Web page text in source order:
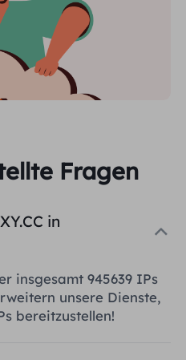
Fragen
in
insgesamt 945639 IPs
unsere Dienste,
bereitzustellen!